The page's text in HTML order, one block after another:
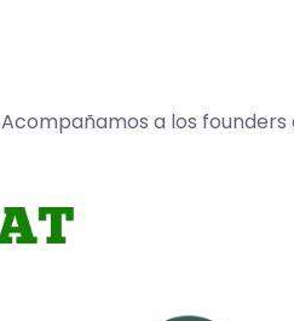
Acompañamos a los